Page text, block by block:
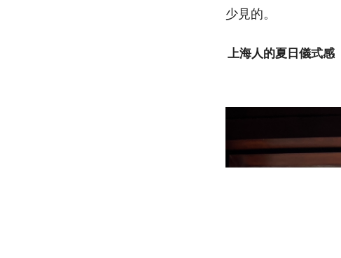
少見的。
上海人的夏日儀式感